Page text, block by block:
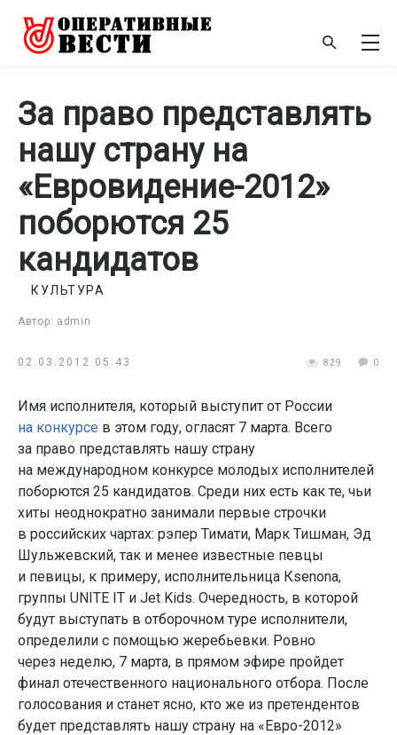
За право представлять
нашу страну на
«Евровидение-2012»
поборются 25
кандидатов
Автор: admin
КУЛЬТУРА
02.03.2012 05:43 829 0
Имя исполнителя, который выступит от России
на конкурсе в этом году, огласят 7 марта. Всего
за право представлять нашу страну
на международном конкурсе молодых исполнителей
поборются 25 кандидатов. Среди них есть как те, чьи
хиты неоднократно занимали первые строчки
в российских чартах: рэпер Тимати, Марк Тишман, Эд
Шульжевский, так и менее известные певцы
и певицы, к примеру, исполнительница Кsеnоnа,
группы UNITE IT и Jet Kids. Очередность, в которой
будут выступать в отборочном туре исполнители,
определили с помощью жеребьевки. Ровно
через неделю, 7 марта, в прямом эфире пройдет
финал отечественного национального отбора. После
голосования и станет ясно, кто же из претендентов
будет представлять нашу страну на «Евро-2012»